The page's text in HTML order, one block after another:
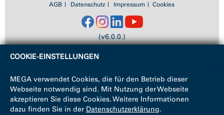
AGB
Datenschutz Impressum Cookies
(v6.0.0.)
COOKIE-EINSTELLUNGEN
MEGA verwendet Cookies, die für den Betrieb dieser
Webseite notwendig sind. Mit Nutzung der Webseite
akzeptieren Sie diese Cookies. Weitere Informationen
dazu finden Sie in der Datenschutzerklärung.